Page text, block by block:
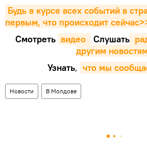
Будь в курсе всех событий в
первым, что происходит
Смотреть видео Cлушать
другим новостям
Узнать, что мы
Новости В Молдове